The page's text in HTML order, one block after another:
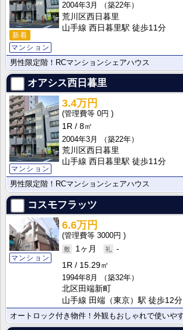
新着
マンション
2004年3月
（築22年）
荒川区西日暮里
山手線 西日暮里駅 徒歩11分
男性限定階！RCマンションシェアハウス
オアシス西日暮里
マンション
3.4万円
0円
1R
8㎡
2004年3月
（築22年）
荒川区西日暮里
山手線 西日暮里駅 徒歩11分
男性限定階！RCマンションシェアハウス
コスモフラッツ
マンション
6.6万円
3000円
1ヶ月
-
1R
15.29㎡
1994年8月
（築32年）
北区田端新町
山手線 田端（東京）駅 徒歩12分